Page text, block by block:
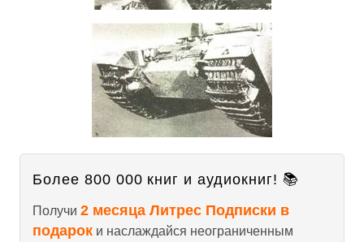
Более 800 000 книг и аудиокниг! 📚
Получи 2 месяца Литрес Подписки в
подарок и наслаждайся неограниченным